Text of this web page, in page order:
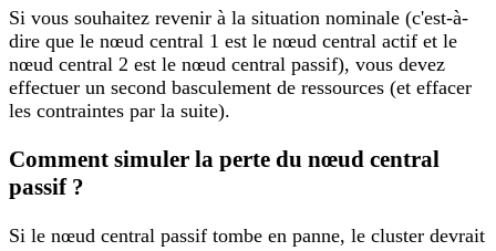
Si vous souhaitez revenir à la situation nominale (c'est-à-
dire que le nœud central 1 est le nœud central actif et le
nœud central 2 est le nœud central passif), vous devez
effectuer un second basculement de ressources (et effacer
les contraintes par la suite).
Comment simuler la perte du nœud central
passif ?
Si le nœud central passif tombe en panne, le cluster devrait